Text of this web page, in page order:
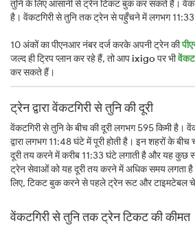
तुनि के लिए आसानी से ट्रेन टिकट बुक कर सकते हैं।
है। वेंकटगिरी से तुनि तक ट्रेन से पहुँचने में लगभग
10 अंकों का पीएनआर नंबर दर्ज करके अपनी ट्रेन की
जल्द ही ट्रिप प्लान कर रहे हैं, तो आपixigoपर भी
कर सकते हैं।
ट्रेन द्वारा वेंकटगिरी से तुनि की दूरी
वेंकटगिरी से तुनि के बीच की दूरी लगभग 595 किमी है।
द्वारा लगभग 11:48 घंटे में पूरी होती है। इन शहरों के
दूरी तय करने में करीब 11:33 घंटे लगाती है और यह कुछ
ट्रेन सेवाओं को यह दूरी तय करने में अधिक समय लगता
लिए, टिकट बुक करने से पहले ट्रेन रूट और टाइमटेबल
वेंकटगिरी से तुनि तक ट्रेन टिकट की कीमत